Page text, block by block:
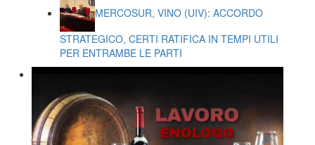
MERCOSUR, VINO (UIV): ACCORDO
STRATEGICO, CERTI RATIFICA IN TEMPI UTILI
PER ENTRAMBE LE PARTI